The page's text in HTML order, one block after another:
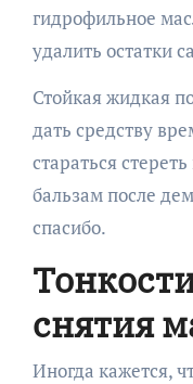
гидрофильное
удалить остатки
Стойкая жидкая
дать средству
стараться
бальзам после
спасибо.
снятия
Иногда кажется,